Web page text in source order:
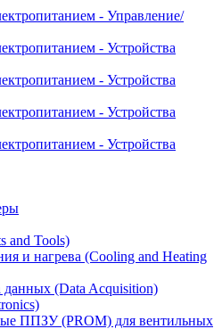
- Управление/
- Устройства
- Устройства
- Устройства
- Устройства
and Tools)
и нагрева (Cooling and Heating
данных (Data Acquisition)
ППЗУ (PROM) для вентильных